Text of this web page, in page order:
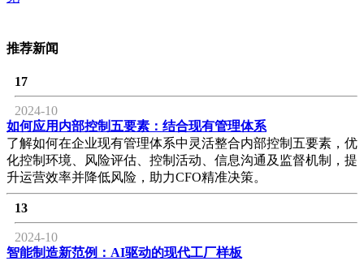
推荐新闻
17
2024-10
如何应用内部控制五要素：结合现有管理体系
了解如何在企业现有管理体系中灵活整合内部控制五要素，优
化控制环境、风险评估、控制活动、信息沟通及监督机制，提
升运营效率并降低风险，助力CFO精准决策。
13
2024-10
智能制造新范例：AI驱动的现代工厂样板